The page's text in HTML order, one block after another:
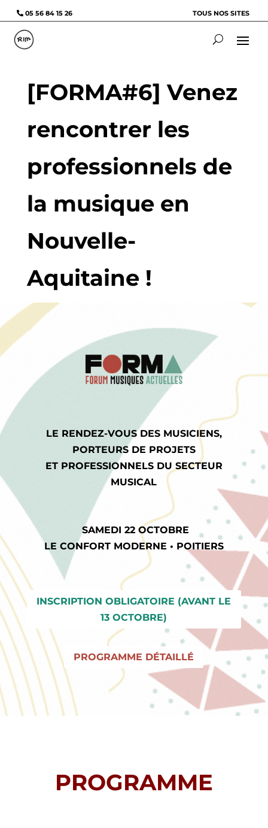
05 56 84 15 26 TOUS NOS SITES
[FORMA#6] Venez
rencontrer les
professionnels de
la musique en
Nouvelle-
Aquitaine !
LE RENDEZ-VOUS DES MUSICIENS,
PORTEURS DE PROJETS
ET PROFESSIONNELS DU SECTEUR
MUSICAL
SAMEDI 22 OCTOBRE
LE CONFORT MODERNE • POITIERS
INSCRIPTION OBLIGATOIRE (AVANT LE
13 OCTOBRE)
PROGRAMME DÉTAILLÉ
PROGRAMME